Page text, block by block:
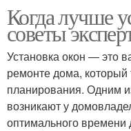
Когда лучше
советы
Установка окон — это
ремонте дома, который
планирования. Одним
возникают у
оптимального времени